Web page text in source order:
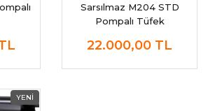
Sarsılmaz M204 STD
Pompalı Tüfek
22.000,00 TL